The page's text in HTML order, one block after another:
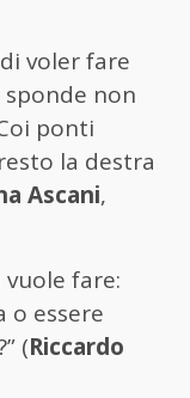
voler fare
sponde non
ponti
la destra
Ascani,
vuole fare:
o essere
(Riccardo